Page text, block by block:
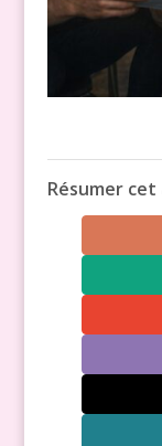
Résumer